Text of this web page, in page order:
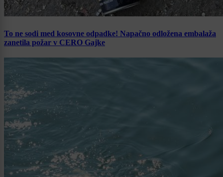
To ne sodi med kosovne odpadke! Napačno odložena embalaža
zanetila požar v CERO Gajke